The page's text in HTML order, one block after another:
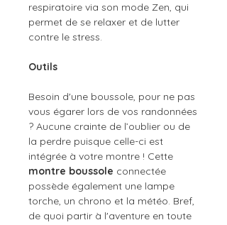
respiratoire via son mode Zen, qui
permet de se relaxer et de lutter
contre le stress.
Outils
Besoin d'une boussole, pour ne pas
vous égarer lors de vos randonnées
? Aucune crainte de l’oublier ou de
la perdre puisque celle-ci est
intégrée à votre montre ! Cette
montre boussole connectée
possède également une lampe
torche, un chrono et la météo. Bref,
de quoi partir à l'aventure en toute